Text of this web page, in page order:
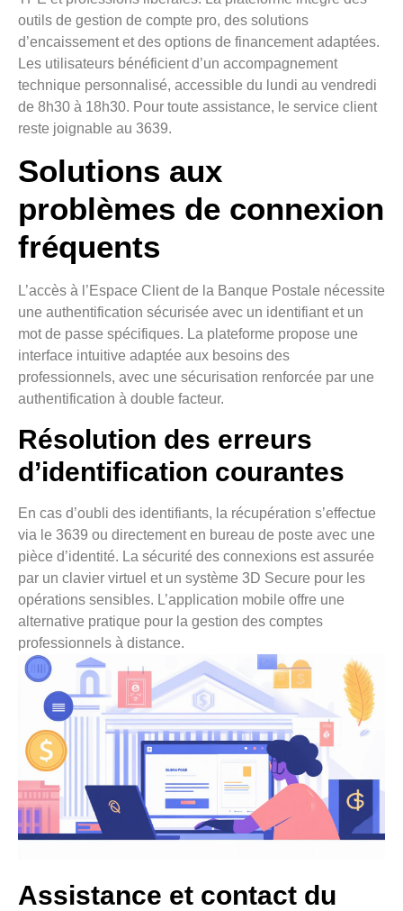
outils de gestion de compte pro, des solutions
d’encaissement et des options de financement adaptées.
Les utilisateurs bénéficient d’un accompagnement
technique personnalisé, accessible du lundi au vendredi
de 8h30 à 18h30. Pour toute assistance, le service client
reste joignable au 3639.
Solutions aux
problèmes de connexion
fréquents
L’accès à l’Espace Client de la Banque Postale nécessite
une authentification sécurisée avec un identifiant et un
mot de passe spécifiques. La plateforme propose une
interface intuitive adaptée aux besoins des
professionnels, avec une sécurisation renforcée par une
authentification à double facteur.
Résolution des erreurs
d’identification courantes
En cas d’oubli des identifiants, la récupération s’effectue
via le 3639 ou directement en bureau de poste avec une
pièce d’identité. La sécurité des connexions est assurée
par un clavier virtuel et un système 3D Secure pour les
opérations sensibles. L’application mobile offre une
alternative pratique pour la gestion des comptes
professionnels à distance.
Assistance et contact du